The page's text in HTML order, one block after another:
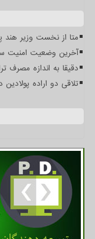
متا از نخست وزیر
آخرین وضعیت امنیت
دقیقا به اندازه
تلاقی دو اراده